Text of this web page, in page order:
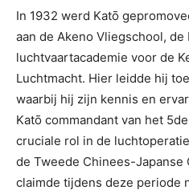
In 1932 werd Katō
aan de Akeno Vliegschool,
luchtvaartacademie voor de
Luchtmacht. Hier leidde hij
waarbij hij zijn kennis en
Katō commandant van het
cruciale rol in de
de Tweede Chinees-Japanse
claimde tijdens deze periode